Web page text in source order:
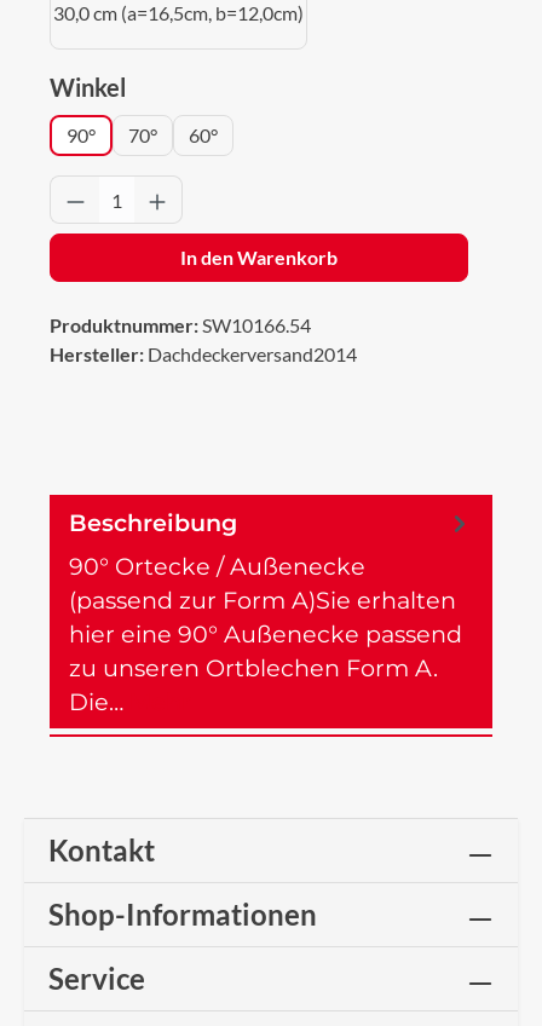
30,0 cm (a=16,5cm, b=12,0cm)
Winkel
90° 70° 60°
Produkt Anzahl: Gib den gewünschten
In den Warenkorb
Produktnummer:SW10166.54
Hersteller: Dachdeckerversand2014
Beschreibung
90° Ortecke / Außenecke
(passend zur Form A)Sie erhalten
hier eine 90° Außenecke passend
zu unseren Ortblechen Form A.
Die…
Kontakt
Shop-Informationen
Service